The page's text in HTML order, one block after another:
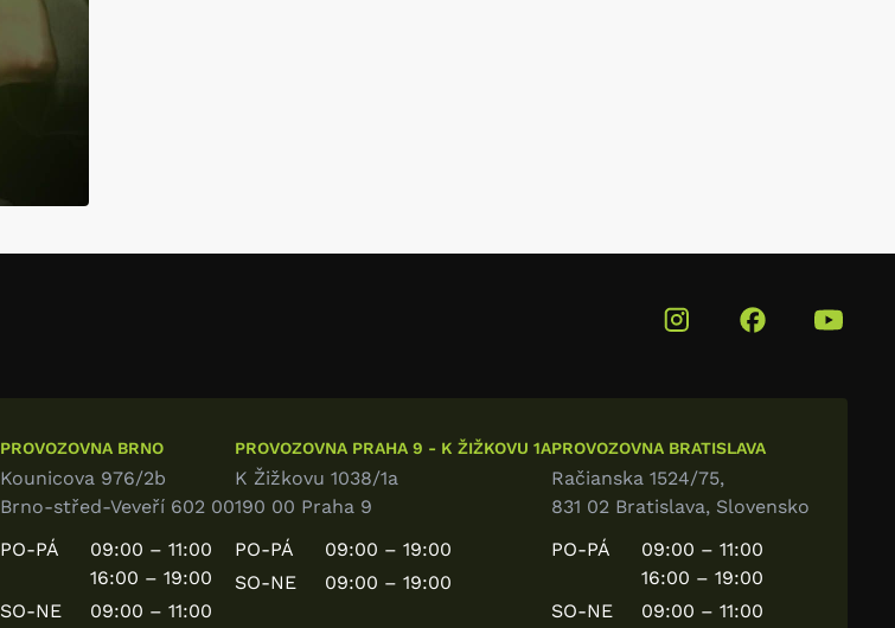
PROVOZOVNA BRNO
Kounicova 976/2b
Brno-střed-Veveří 602 00
PO-PÁ
09:00 – 11:00
16:00 – 19:00
SO-NE
09:00 – 11:00
PROVOZOVNA PRAHA 9 - K ŽIŽKOVU 1A
K Žižkovu 1038/1a
190 00 Praha 9
PO-PÁ
09:00 – 19:00
SO-NE
09:00 – 19:00
PROVOZOVNA BRATISLAVA
Račianska 1524/75,
831 02 Bratislava, Slovensko
PO-PÁ
09:00 – 11:00
16:00 – 19:00
SO-NE
09:00 – 11:00